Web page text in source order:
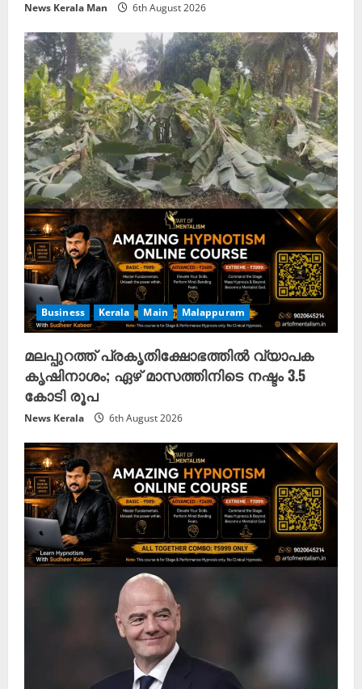
News Kerala Man 6th August 2026
Business Kerala Main Malappuram
മലപ്പുറത്ത് പ്രകൃതിക്ഷോഭത്തിൽ വ്യാപക
കൃഷിനാശം; ഏഴ് മാസത്തിനിടെ നഷ്ടം 3.5
കോടി രൂപ
News Kerala 6th August 2026